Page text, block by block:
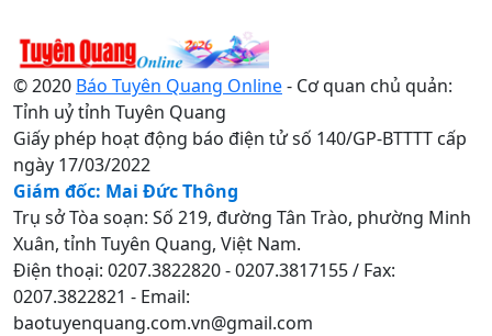
© 2020 Báo Tuyên Quang Online- Cơ quan chủ quản:
Tỉnh uỷ tỉnh Tuyên Quang
Giấy phép hoạt động báo điện tử số 140/GP-BTTTT cấp
ngày 17/03/2022
Giám đốc: Mai Đức Thông
Trụ sở Tòa soạn: Số 219, đường Tân Trào, phường Minh
Xuân, tỉnh Tuyên Quang, Việt Nam.
Điện thoại: 0207.3822820 - 0207.3817155 / Fax:
0207.3822821 - Email:
baotuyenquang.com.vn@gmail.com